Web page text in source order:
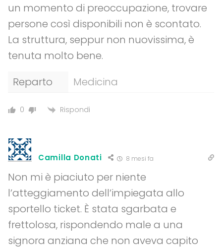
un momento di preoccupazione, trovare
persone così disponibili non è scontato.
La struttura, seppur non nuovissima, è
tenuta molto bene.
Reparto
Medicina
0 Rispondi
Camilla Donati 8 mesi fa
Non mi è piaciuto per niente
l’atteggiamento dell’impiegata allo
sportello ticket. È stata sgarbata e
frettolosa, rispondendo male a una
signora anziana che non aveva capito